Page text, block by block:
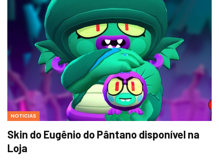
NOTICIAS
Skin do Eugênio do Pântano disponível na
Loja